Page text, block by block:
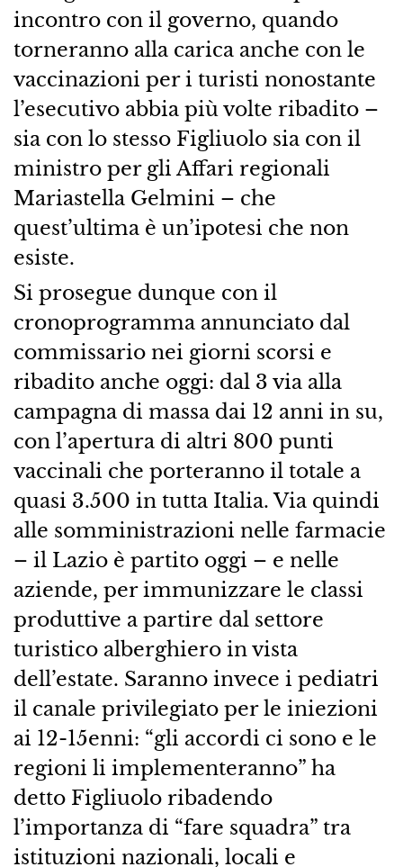
incontro con il governo, quando
torneranno alla carica anche con le
vaccinazioni per i turisti nonostante
l’esecutivo abbia più volte ribadito –
sia con lo stesso Figliuolo sia con il
ministro per gli Affari regionali
Mariastella Gelmini – che
quest’ultima è un’ipotesi che non
esiste.
Si prosegue dunque con il
cronoprogramma annunciato dal
commissario nei giorni scorsi e
ribadito anche oggi: dal 3 via alla
campagna di massa dai 12 anni in su,
con l’apertura di altri 800 punti
vaccinali che porteranno il totale a
quasi 3.500 in tutta Italia. Via quindi
alle somministrazioni nelle farmacie
– il Lazio è partito oggi – e nelle
aziende, per immunizzare le classi
produttive a partire dal settore
turistico alberghiero in vista
dell’estate. Saranno invece i pediatri
il canale privilegiato per le iniezioni
ai 12-15enni: “gli accordi ci sono e le
regioni li implementeranno” ha
detto Figliuolo ribadendo
l’importanza di “fare squadra” tra
istituzioni nazionali, locali e